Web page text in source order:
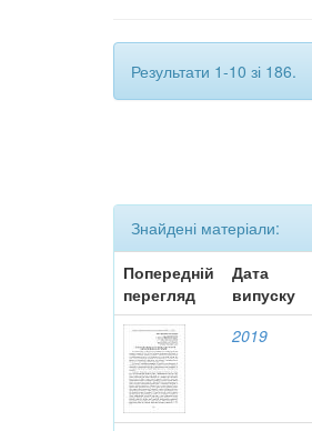
Результати 1-10 зі 186.
Знайдені матеріали:
Попередній
перегляд
Дата
випуску
2019